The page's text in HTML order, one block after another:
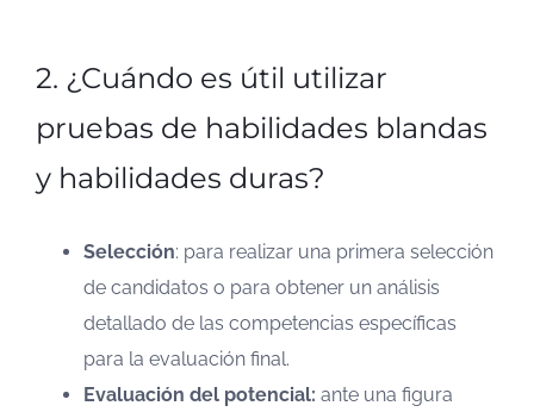
2. ¿Cuándo es útil utilizar
pruebas de habilidades blandas
y habilidades duras?
Selección: para realizar una primera selección
de candidatos o para obtener un análisis
detallado de las competencias específicas
para la evaluación final.
Evaluación del potencial: ante una figura